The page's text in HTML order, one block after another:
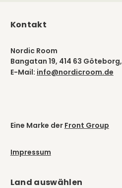
Kontakt
Nordic Room
Bangatan 19, 414 63
E-Mail: info@nordicroom.de
Eine Marke der Front Group
Impressum
Land auswählen